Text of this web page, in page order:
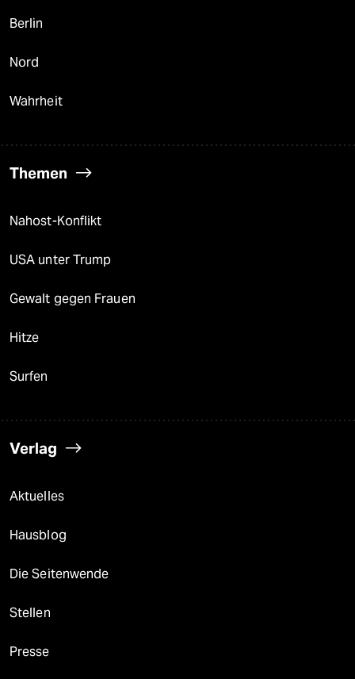
Berlin
Nord
Wahrheit
Themen
Nahost-Konflikt
USA unter Trump
Gewalt gegen Frauen
Hitze
Surfen
Verlag
Aktuelles
Hausblog
Die Seitenwende
Stellen
Presse